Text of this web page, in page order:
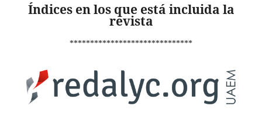
Índices en los que está incluida la
revista
******************************